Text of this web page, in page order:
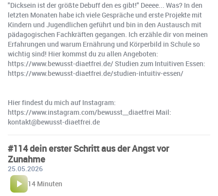
"Dicksein ist der größte Debuff den es gibt!" Deeee... Was? In den
letzten Monaten habe ich viele Gespräche und erste Projekte mit
Kindern und Jugendlichen geführt und bin in den Austausch mit
pädagogischen Fachkräften gegangen. Ich erzähle dir von meinen
Erfahrungen und warum Ernährung und Körperbild in Schule so
wichtig sind! Hier kommst du zu allen Angeboten:
https://www.bewusst-diaetfrei.de/ Studien zum Intuitiven Essen:
https://www.bewusst-diaetfrei.de/studien-intuitiv-essen/
Hier findest du mich auf Instagram:
https://www.instagram.com/bewusst__diaetfrei Mail:
kontakt@bewusst-diaetfrei.de
#114 dein erster Schritt aus der Angst vor
Zunahme
25.05.2026
14 Minuten